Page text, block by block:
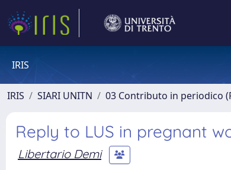
IRIS
IRIS SIARI UNITN 03 Contributo in periodico
Reply to LUS in pregnant
Libertario Demi